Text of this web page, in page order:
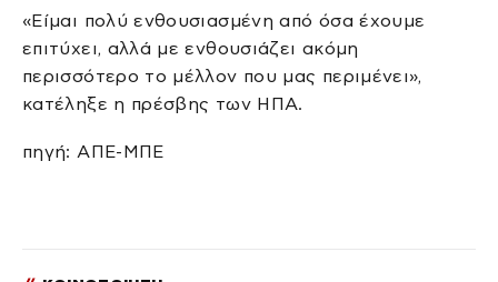
«Είμαι πολύ ενθουσιασμένη από όσα έχουμε
επιτύχει, αλλά με ενθουσιάζει ακόμη
περισσότερο το μέλλον που μας περιμένει»,
κατέληξε η πρέσβης των ΗΠΑ.
πηγή: ΑΠΕ-ΜΠΕ